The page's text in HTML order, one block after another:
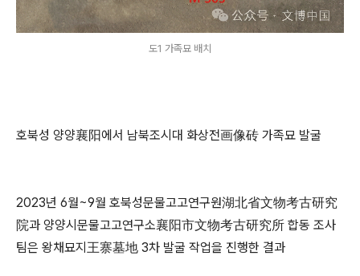
도1 가족묘 배치
호북성 양양襄阳에서 남북조시대 화상전画像砖 가족묘 발굴
2023년 6월~9월 호북성문물고고연구원湖北省文物考古研究
院과 양양시문물고고연구소襄阳市文物考古研究所 합동 조사
팀은 왕채묘지王寨墓地 3차 발굴 작업을 진행한 결과